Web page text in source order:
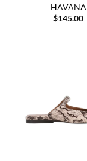
HAVANA
$145.00